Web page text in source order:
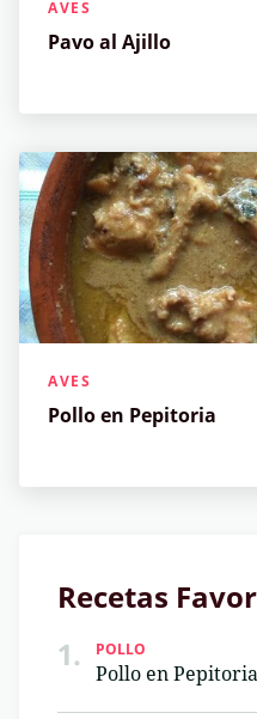
AVES
Pavo al Ajillo
AVES
Pollo en Pepitoria
Recetas
1.
POLLO
Pollo en Pepitoria